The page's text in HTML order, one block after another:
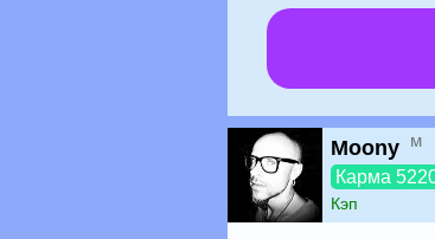
Moony м
Карма
Кэп